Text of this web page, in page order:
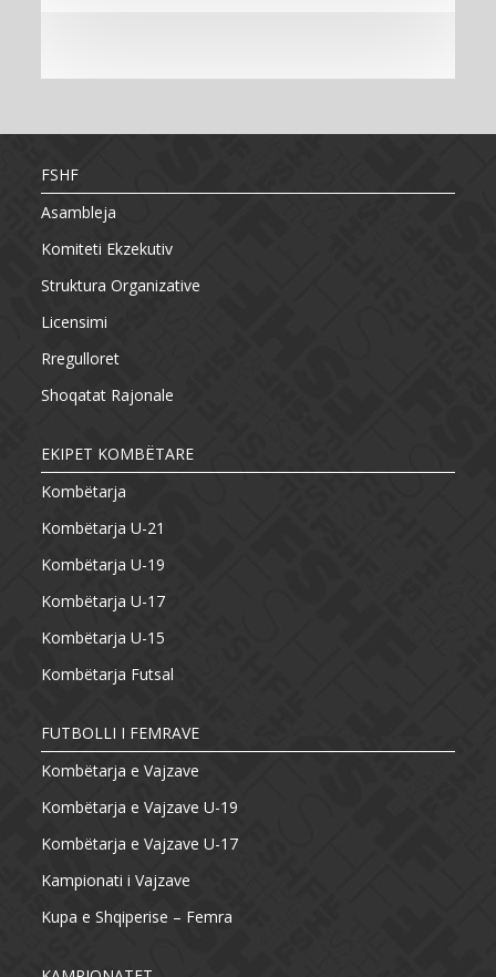
FSHF
Asambleja
Komiteti Ekzekutiv
Struktura Organizative
Licensimi
Rregulloret
Shoqatat Rajonale
EKIPET KOMBËTARE
Kombëtarja
Kombëtarja U-21
Kombëtarja U-19
Kombëtarja U-17
Kombëtarja U-15
Kombëtarja Futsal
FUTBOLLI I FEMRAVE
Kombëtarja e Vajzave
Kombëtarja e Vajzave U-19
Kombëtarja e Vajzave U-17
Kampionati i Vajzave
Kupa e Shqiperise – Femra